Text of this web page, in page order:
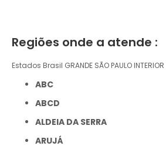
Regiões onde a atende :
Estados Brasil GRANDE SÃO PAULO INTERIOR
ABC
ABCD
ALDEIA DA SERRA
ARUJÁ